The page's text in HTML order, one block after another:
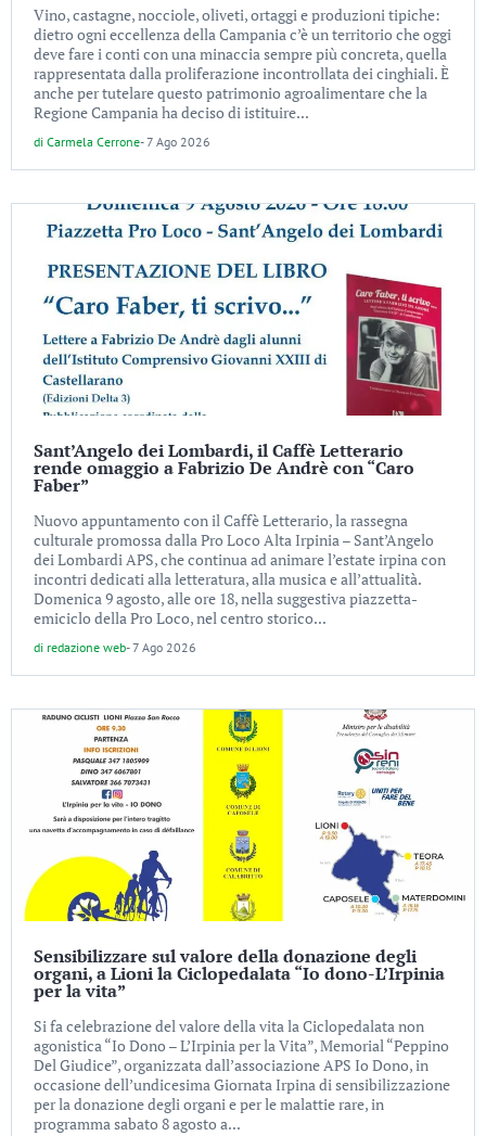
Vino, castagne, nocciole, oliveti, ortaggi e produzioni tipiche:
dietro ogni eccellenza della Campania c’è un territorio che oggi
deve fare i conti con una minaccia sempre più concreta, quella
rappresentata dalla proliferazione incontrollata dei cinghiali. È
anche per tutelare questo patrimonio agroalimentare che la
Regione Campania ha deciso di istituire...
di Carmela Cerrone-7 Ago 2026
Sant’Angelo dei Lombardi, il Caffè Letterario
rende omaggio a Fabrizio De Andrè con “Caro
Faber”
Nuovo appuntamento con il Caffè Letterario, la rassegna
culturale promossa dalla Pro Loco Alta Irpinia – Sant’Angelo
dei Lombardi APS, che continua ad animare l’estate irpina con
incontri dedicati alla letteratura, alla musica e all’attualità.
Domenica 9 agosto, alle ore 18, nella suggestiva piazzetta-
emiciclo della Pro Loco, nel centro storico...
di redazione web-7 Ago 2026
Sensibilizzare sul valore della donazione degli
organi, a Lioni la Ciclopedalata “Io dono-L’Irpinia
per la vita”
Si fa celebrazione del valore della vita la Ciclopedalata non
agonistica “Io Dono – L’Irpinia per la Vita”, Memorial “Peppino
Del Giudice”, organizzata dall’associazione APS Io Dono, in
occasione dell’undicesima Giornata Irpina di sensibilizzazione
per la donazione degli organi e per le malattie rare, in
programma sabato 8 agosto a...